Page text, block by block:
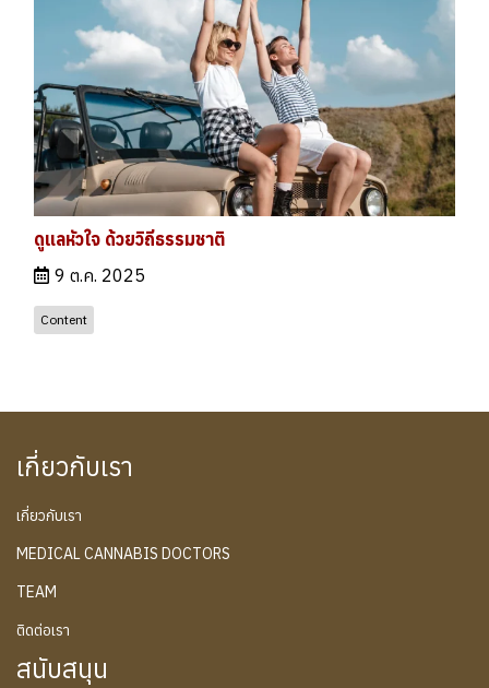
ดูแลหัวใจ ด้วยวิถีธรรมชาติ
9 ต.ค. 2025
Content
เกี่ยวกับเรา
เกี่ยวกับเรา
MEDICAL CANNABIS DOCTORS
TEAM
ติดต่อเรา
สนับสนุน